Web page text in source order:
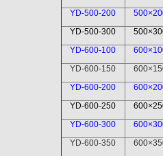
YD-500-200
YD-500-300
YD-600-100
YD-600-150
YD-600-200
YD-600-250
YD-600-300
YD-600-350